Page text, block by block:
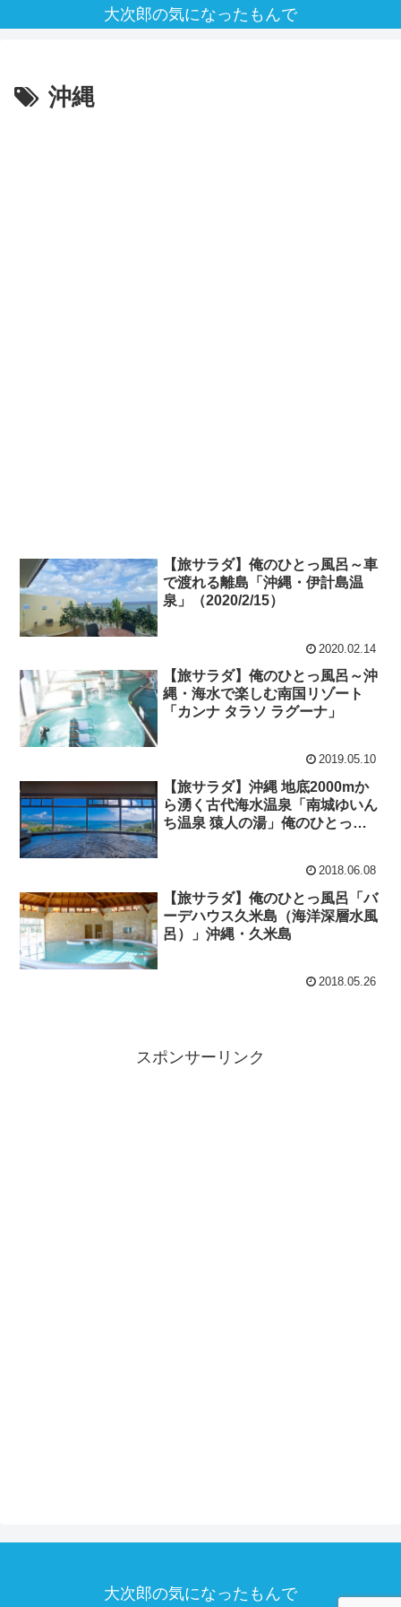
大次郎の気になったもんで
沖縄
【旅サラダ】俺のひとっ風呂～車
で渡れる離島「沖縄・伊計島温
泉」（2020/2/15）
2020.02.14
【旅サラダ】俺のひとっ風呂～沖
縄・海水で楽しむ南国リゾート
「カンナ タラソ ラグーナ」
2019.05.10
【旅サラダ】沖縄 地底2000mか
ら湧く古代海水温泉「南城ゆいん
ち温泉 猿人の湯」俺のひとっ風
2018.06.08
【旅サラダ】俺のひとっ風呂「バ
ーデハウス久米島（海洋深層水風
呂）」沖縄・久米島
2018.05.26
スポンサーリンク
大次郎の気になったもんで